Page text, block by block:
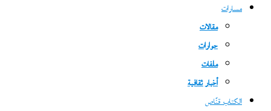
مسارات
مقالات
حوارات
ملفات
أخبار ثقافية
الكتاب قنّاص